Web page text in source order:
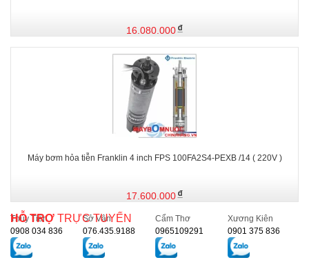
16.080.000
Máy bơm hỏa tiễn Franklin 4 inch FPS 100FA2S4-PEXB /14 ( 220V )
17.600.000
HỖ TRỢ TRỰC TUYẾN
Thủy Tiên
0908 034 836
Sở Vân
076.435.9188
Cẩm Thơ
0965109291
Xương Kiên
0901 375 836